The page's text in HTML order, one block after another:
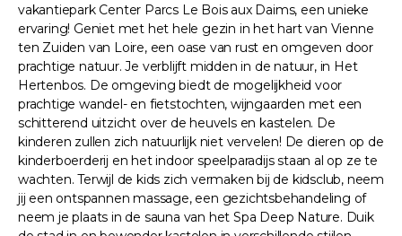
vakantiepark Center Parcs Le Bois aux Daims, een unieke
ervaring! Geniet met het hele gezin in het hart van Vienne
ten Zuiden van Loire, een oase van rust en omgeven door
prachtige natuur. Je verblijft midden in de natuur, in Het
Hertenbos. De omgeving biedt de mogelijkheid voor
prachtige wandel- en fietstochten, wijngaarden met een
schitterend uitzicht over de heuvels en kastelen. De
kinderen zullen zich natuurlijk niet vervelen! De dieren op de
kinderboerderij en het indoor speelparadijs staan al op ze te
wachten. Terwijl de kids zich vermaken bij de kidsclub, neem
jij een ontspannen massage, een gezichtsbehandeling of
neem je plaats in de sauna van het Spa Deep Nature. Duik